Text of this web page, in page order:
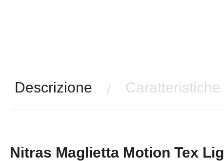
Descrizione / Caratteristiche
Nitras Maglietta Motion Tex